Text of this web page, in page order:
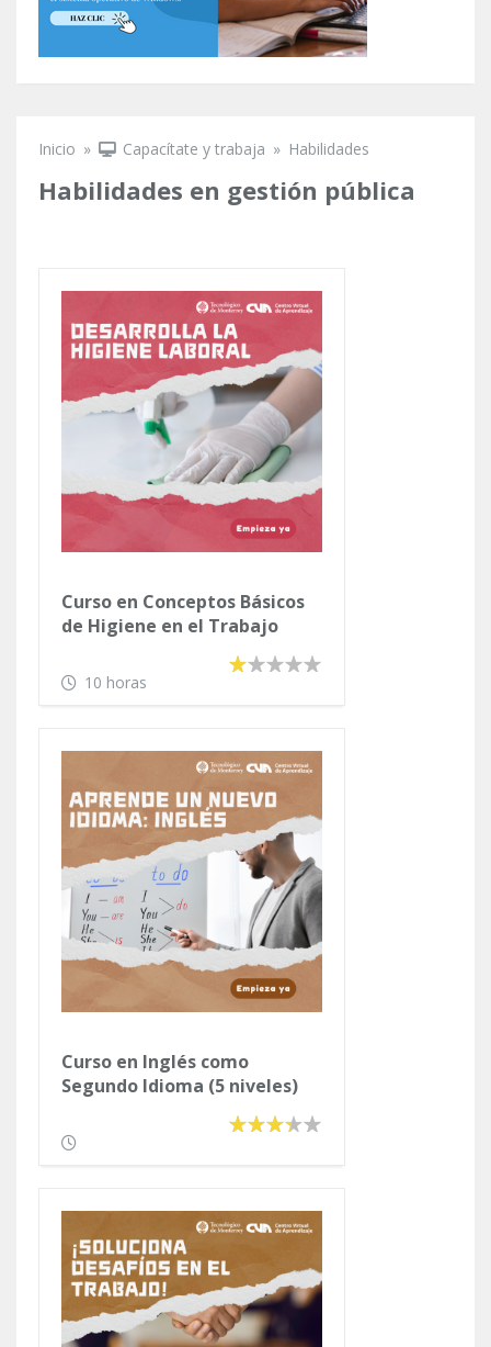
Se encuentra usted aquí
Inicio » Capacítate y trabaja » Habilidades
Habilidades en gestión pública
Curso en Conceptos Básicos
de Higiene en el Trabajo
10 horas
Curso en Inglés como
Segundo Idioma (5 niveles)